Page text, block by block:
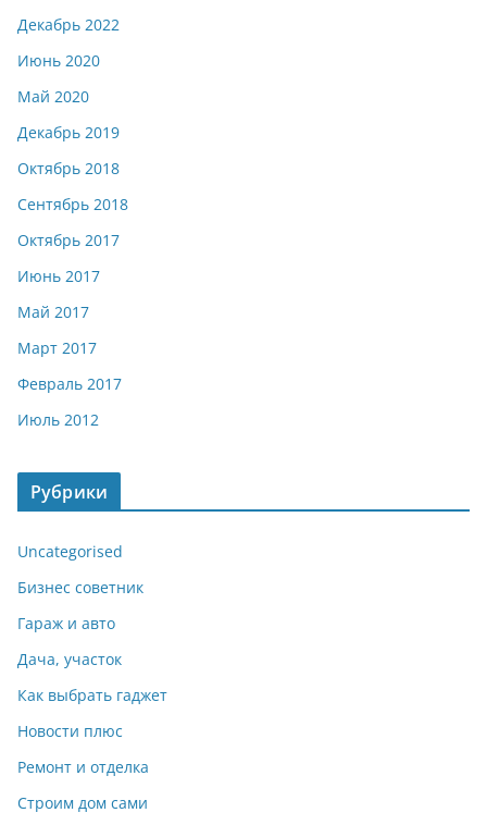
Декабрь 2022
Июнь 2020
Май 2020
Декабрь 2019
Октябрь 2018
Сентябрь 2018
Октябрь 2017
Июнь 2017
Май 2017
Март 2017
Февраль 2017
Июль 2012
Рубрики
Uncategorised
Бизнес советник
Гараж и авто
Дача, участок
Как выбрать гаджет
Новости плюс
Ремонт и отделка
Строим дом сами